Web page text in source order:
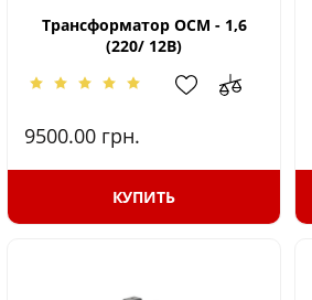
Трансформатор ОСМ - 1,6
(220/ 12В)
9500.00 грн.
КУПИТЬ